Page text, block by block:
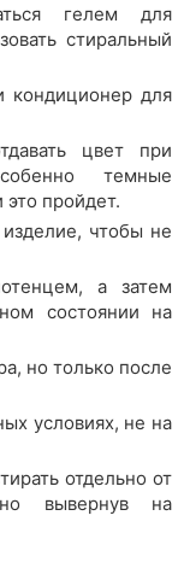
гелем для
стиральный
кондиционер для
цвет при
темные
пройдет.
чтобы не
а затем
состоянии на
но только после
условиях, не на
отдельно от
вывернув на